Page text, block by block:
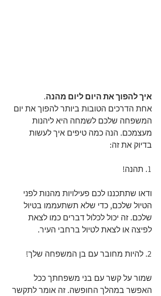
איך להפוך את היום ליום מהנה.
אחת הדרכים הטובות ביותר להפוך את יום
המשפחה שלכם לשמחה היא ליהנות
מעצמכם. הנה כמה טיפים איך לעשות
בדיוק את זה:
1. תהנה!
ודאו שתתכננו לכם פעילויות מהנות לפני
הטיול שלכם, כדי שלא תשתעממו בטיול
שלכם. זה יכול לכלול דברים כמו לצאת
לפיצה או לצאת לטיול ברחבי העיר.
2. להיות מחובר עם בן המשפחה שלך!
שמור על קשר עם בני משפחתך ככל
האפשר במהלך החופשה. זה אומר לתקשר